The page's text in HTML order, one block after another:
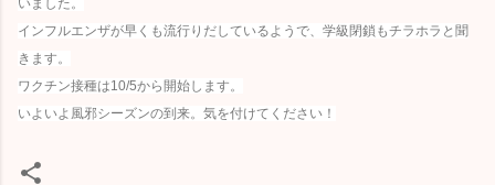
インフルエンザが早くも流行りだしているようで、学級閉鎖もチラホラと聞
きます。
ワクチン接種は10/5から開始します。
いよいよ風邪シーズンの到来。気を付けてください！